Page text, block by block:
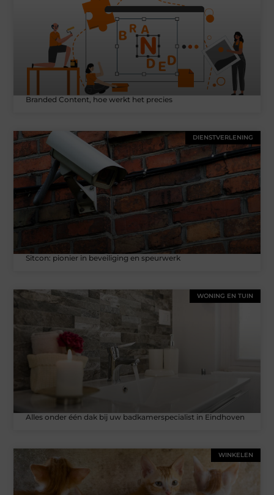
Branded Content, hoe werkt het precies
DIENSTVERLENING
Sitcon: pionier in beveiliging en speurwerk
WONING EN TUIN
Alles onder één dak bij uw badkamerspecialist in Eindhoven
WINKELEN